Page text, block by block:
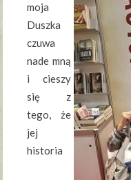
moja
Duszka
czuwa
nade mną
i cieszy
się z
tego, że
jej
historia